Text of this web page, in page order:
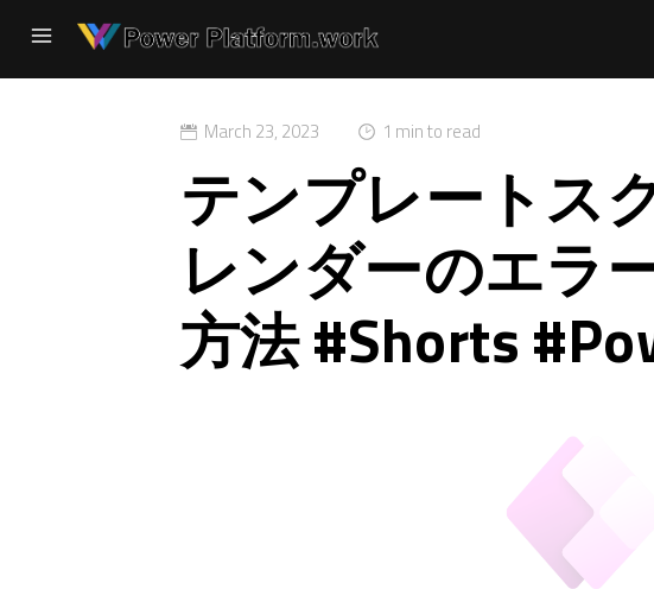
March 23, 2023 1 min to read
テンプレートス
レンダーのエラ
方法 #Shorts